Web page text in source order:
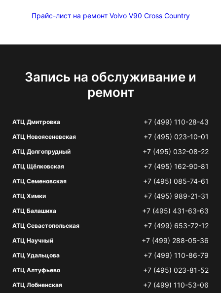
Прайс-лист на ремонт Volvo V90 Cross Country
Запись на обслуживание и
ремонт
АТЦ Дмитровка +7 (499) 110-28-43
АТЦ Новоясеневская +7 (495) 023-10-01
АТЦ Долгопрудный +7 (495) 032-08-22
АТЦ Щёлковская +7 (495) 162-90-81
АТЦ Семеновская +7 (495) 085-74-61
АТЦ Химки +7 (495) 989-21-31
АТЦ Балашиха +7 (495) 431-63-63
АТЦ Севастопольская +7 (499) 653-72-12
АТЦ Научный +7 (499) 288-05-36
АТЦ Удальцова +7 (499) 110-86-79
АТЦ Алтуфьево +7 (495) 023-81-52
АТЦ Лобненская +7 (499) 110-53-06